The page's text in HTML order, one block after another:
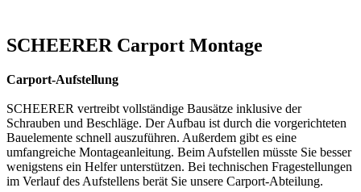
SCHEERER Carport Montage
Carport-Aufstellung
SCHEERER vertreibt vollständige Bausätze inklusive der
Schrauben und Beschläge. Der Aufbau ist durch die vorgerichteten
Bauelemente schnell auszuführen. Außerdem gibt es eine
umfangreiche Montageanleitung. Beim Aufstellen müsste Sie besser
wenigstens ein Helfer unterstützen. Bei technischen Fragestellungen
im Verlauf des Aufstellens berät Sie unsere Carport-Abteilung.